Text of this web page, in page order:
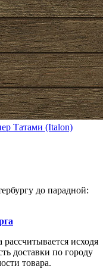
Татами (Italon)
до парадной:
исходя
доставки по городу
товара.